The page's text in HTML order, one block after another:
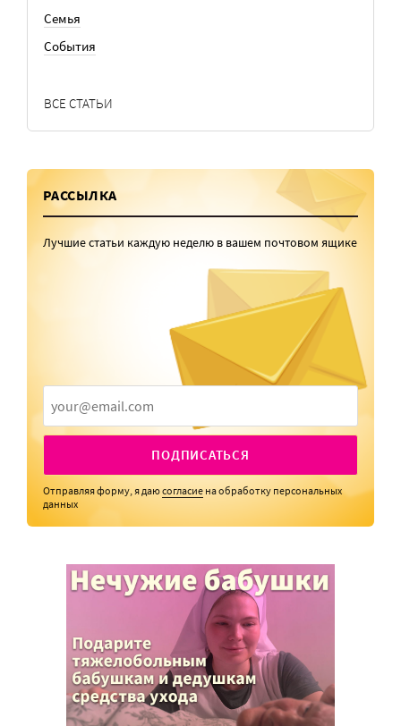
Семья
События
ВСЕ СТАТЬИ
РАССЫЛКА
Лучшие статьи каждую неделю в вашем почтовом ящике
ПОДПИСАТЬСЯ
Отправляя форму, я даюсогласие на обработку персональных
данных